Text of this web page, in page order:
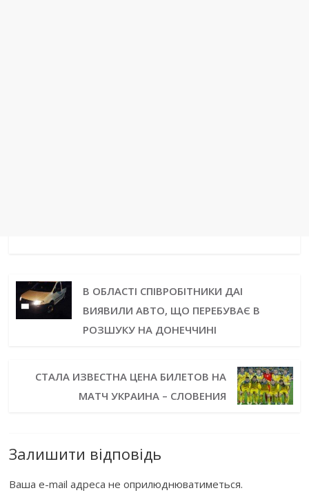
В ОБЛАСТІ СПІВРОБІТНИКИ ДАІ
ВИЯВИЛИ АВТО, ЩО ПЕРЕБУВАЄ В
РОЗШУКУ НА ДОНЕЧЧИНІ
СТАЛА ИЗВЕСТНА ЦЕНА БИЛЕТОВ НА
МАТЧ УКРАИНА – СЛОВЕНИЯ
Залишити відповідь
Ваша e-mail адреса не оприлюднюватиметься.